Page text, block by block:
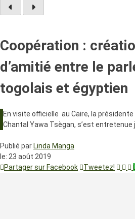
Coopération :
d’amitié entre le
togolais et égyptien
En visite officielle au Caire, la présidente
Chantal Yawa Tsègan, s’est
Publié par Linda Manga
le: 23 août 2019
Partager sur Facebook
Tweetez!